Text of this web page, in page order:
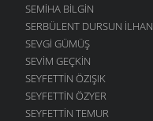
SEMIHA BILGIN
SERBÜLENT DURSUN İLHAN
SEVGI GÜMÜŞ
SEVIM GEÇKIN
SEYFETTIN ÖZIŞIK
SEYFETTIN ÖZYER
SEYFETTIN TEMUR